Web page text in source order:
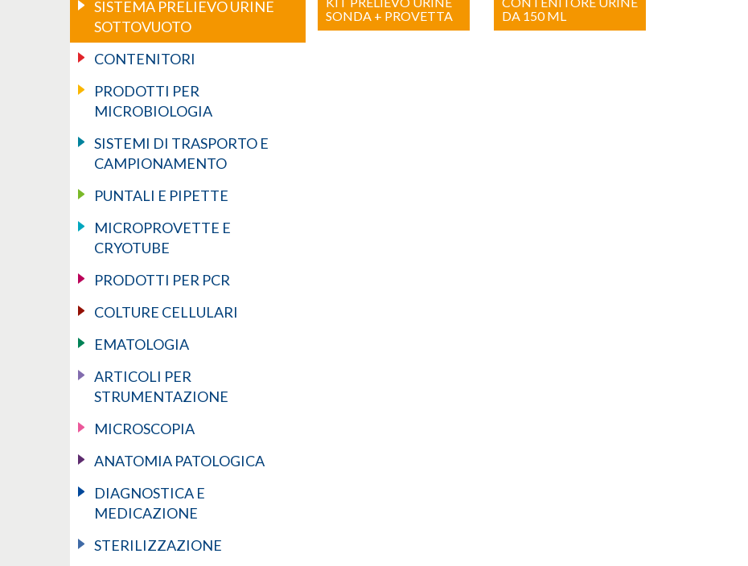
SISTEMA PRELIEVO URINE
SOTTOVUOTO
CONTENITORI
PRODOTTI PER
MICROBIOLOGIA
SISTEMI DI TRASPORTO E
CAMPIONAMENTO
PUNTALI E PIPETTE
MICROPROVETTE E
CRYOTUBE
PRODOTTI PER PCR
COLTURE CELLULARI
EMATOLOGIA
ARTICOLI PER
STRUMENTAZIONE
MICROSCOPIA
ANATOMIA PATOLOGICA
DIAGNOSTICA E
MEDICAZIONE
STERILIZZAZIONE
SONDA + PROVETTA
DA 150 ML